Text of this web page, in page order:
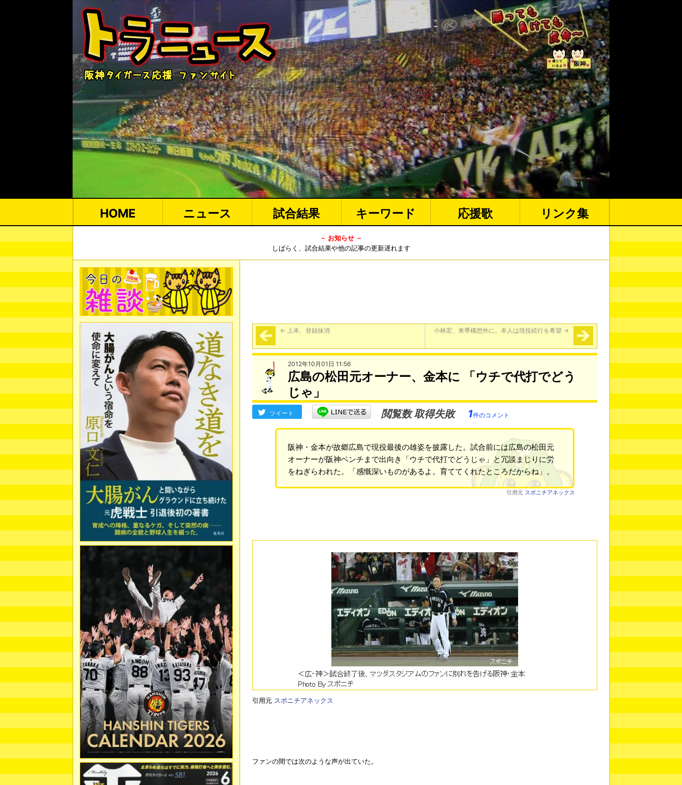
HOME ニュース 試合結果 キーワード 応援歌 リンク集
－ お知らせ －
しばらく、試合結果や他の記事の更新遅れます
← 上本、登録抹消 小林宏、来季構想外に。本人は現役続行を希望 →
2012年10月01日 11:56
広島の松田元オーナー、金本に 「ウチで代打でどう
じゃ」
ツイート 閲覧数 取得失敗 1件のコメント
阪神・金本が故郷広島で現役最後の雄姿を披露した。試合前には広島の松田元
オーナーが阪神ベンチまで出向き「ウチで代打でどうじゃ」と冗談まじりに労
をねぎらわれた。「感慨深いものがあるよ。育ててくれたところだからね」。
引用元 スポニチアネックス
引用元 スポニチアネックス
ファンの間では次のような声が出ていた。